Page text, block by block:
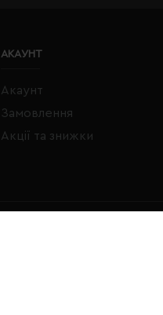
АКАУНТ
Акаунт
Замовлення
Акції та знижки